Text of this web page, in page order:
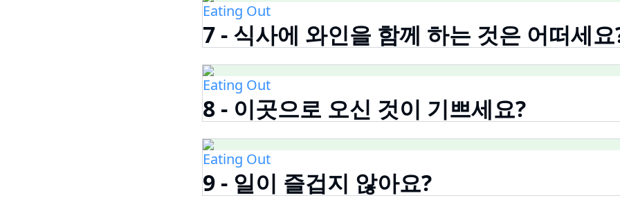
Eating Out
7 - 식사에 와인을 함께 하는 것은 어떠세요
Eating Out
8 - 이곳으로 오신 것이 기쁘세요?
Eating Out
9 - 일이 즐겁지 않아요?